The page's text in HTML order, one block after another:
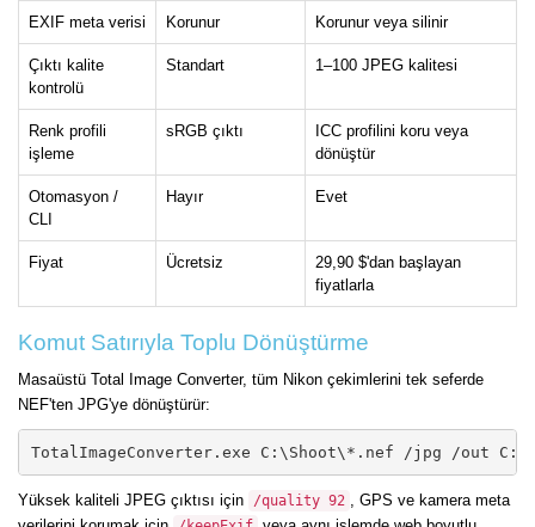
EXIF meta verisi Korunur Korunur veya silinir
Çıktı kalite
kontrolü
Standart 1–100 JPEG kalitesi
Renk profili
işleme
sRGB çıktı
ICC profilini koru veya
dönüştür
Otomasyon /
CLI
Hayır Evet
Fiyat Ücretsiz
29,90 $'dan başlayan
fiyatlarla
Komut Satırıyla Toplu Dönüştürme
Masaüstü Total Image Converter, tüm Nikon çekimlerini tek seferde
NEF'ten JPG'ye dönüştürür:
TotalImageConverter.exe C:\Shoot\*.nef /jpg /out
Yüksek kaliteli JPEG çıktısı için /quality 92 , GPS ve kamera meta